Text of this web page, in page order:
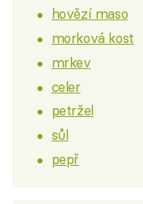
hovězí maso
morková kost
mrkev
celer
petržel
sůl
pepř